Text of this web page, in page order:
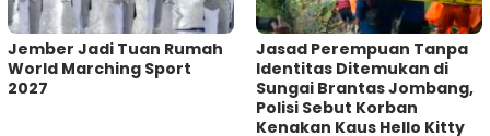
Jember Jadi Tuan Rumah
World Marching Sport
2027
Jasad Perempuan Tanpa
Identitas Ditemukan di
Sungai Brantas Jombang,
Polisi Sebut Korban
Kenakan Kaus Hello Kitty